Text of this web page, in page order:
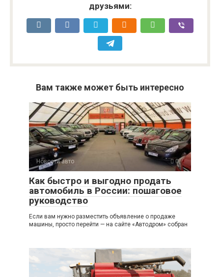
друзьями:
Вам также может быть интересно
Новости авто 0
Как быстро и выгодно продать
автомобиль в России: пошаговое
руководство
Если вам нужно разместить объявление о продаже
машины, просто перейти — на сайте «Автодром» собран